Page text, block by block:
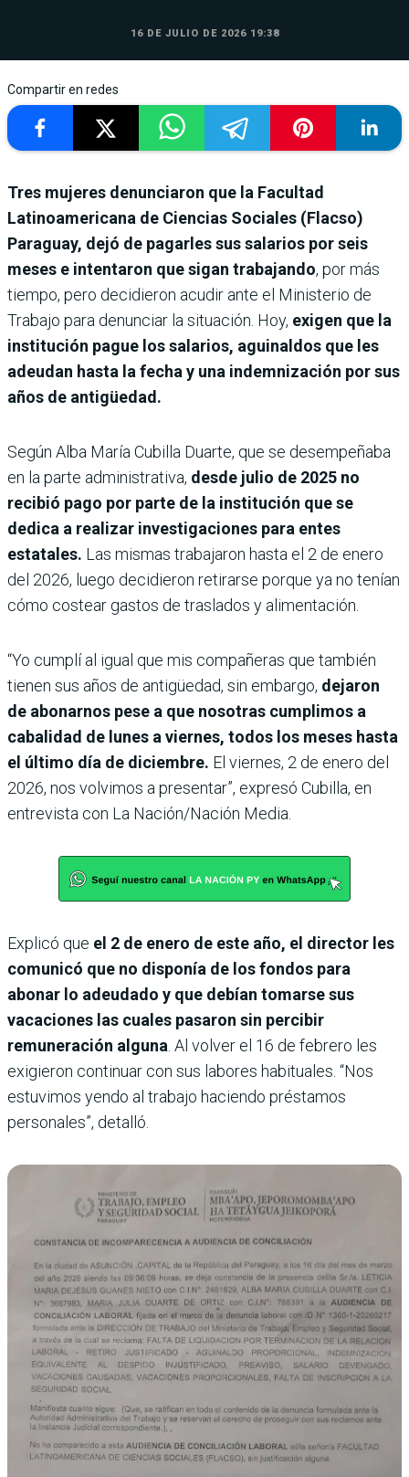
16 DE JULIO DE 2026 19:38
Compartir en redes
Tres mujeres denunciaron que la Facultad
Latinoamericana de Ciencias Sociales (Flacso)
Paraguay, dejó de pagarles sus salarios por seis
meses e intentaron que sigan trabajando, por más
tiempo, pero decidieron acudir ante el Ministerio de
Trabajo para denunciar la situación. Hoy, exigen que la
institución pague los salarios, aguinaldos que les
adeudan hasta la fecha y una indemnización por sus
años de antigüedad.
Según Alba María Cubilla Duarte, que se desempeñaba
en la parte administrativa, desde julio de 2025 no
recibió pago por parte de la institución que se
dedica a realizar investigaciones para entes
estatales. Las mismas trabajaron hasta el 2 de enero
del 2026, luego decidieron retirarse porque ya no tenían
cómo costear gastos de traslados y alimentación.
“Yo cumplí al igual que mis compañeras que también
tienen sus años de antigüedad, sin embargo, dejaron
de abonarnos pese a que nosotras cumplimos a
cabalidad de lunes a viernes, todos los meses hasta
el último día de diciembre. El viernes, 2 de enero del
2026, nos volvimos a presentar”, expresó Cubilla, en
entrevista con La Nación/Nación Media.
Explicó que el 2 de enero de este año, el director les
comunicó que no disponía de los fondos para
abonar lo adeudado y que debían tomarse sus
vacaciones las cuales pasaron sin percibir
remuneración alguna. Al volver el 16 de febrero les
exigieron continuar con sus labores habituales. “Nos
estuvimos yendo al trabajo haciendo préstamos
personales”, detalló.